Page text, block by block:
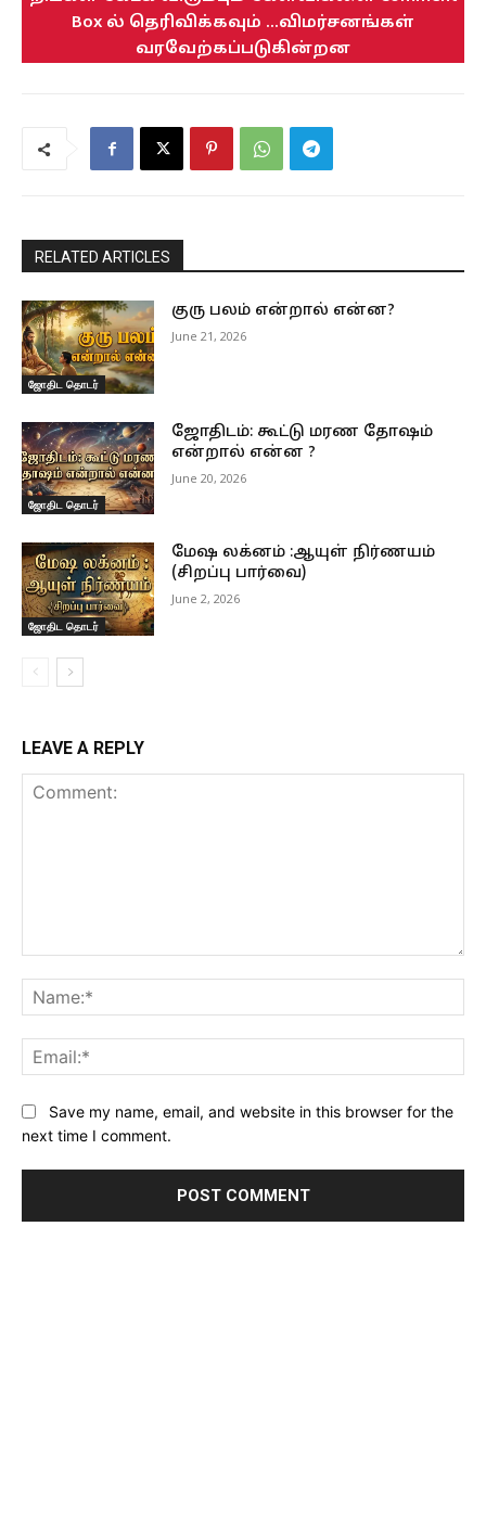
Box ல் தெரிவிக்கவும் ...விமர்சனங்கள்
வரவேற்கப்படுகின்றன
RELATED ARTICLES
ஜோதிட தொடர்
குரு பலம் என்றால் என்ன?
June 21, 2026
ஜோதிட தொடர்
ஜோதிடம்: கூட்டு மரண தோஷம்
என்றால் என்ன ?
June 20, 2026
ஜோதிட தொடர்
மேஷ லக்னம் :ஆயுள் நிர்ணயம்
(சிறப்பு பார்வை)
June 2, 2026
LEAVE A REPLY
Website:Save my name, email, and website in this browser for the
next time I comment.